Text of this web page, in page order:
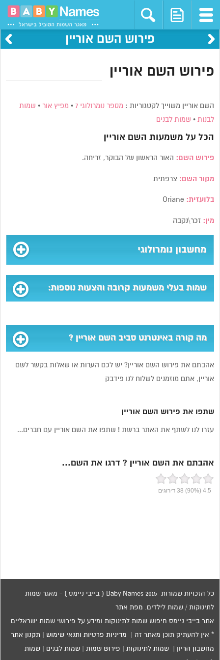
פירוש השם אוריין
פירוש השם אוריין
השם אוריין משוייך לקטגוריות : מספר נומרולוגי 7 • מפיץ אור • שמות
לבנות • שמות לבנים
הכל על משמעות השם אוריין
פירוש השם: האור הראשון של הבוקר, זריחה.
מקור השם: צרפתית
בלועזית:
מין: זכר\נקבה
מחשבון נומרולוגי
שמות בעלי משמעות קרובה והצעות נוספות:
מה קורה באינטרנט סביב השם אוריין ?
אהבתם את פירוש השם אוריין? יש לכם הערות או שאלות בקשר לשם
אוריין, אתם מוזמנים לשלוח לנו פידבק
שתפו את פירוש השם אוריין
עזרו לנו לשתף את האתר ברשת ! שתפו את השם אוריין עם חברים...
אהבתם את השם אוריין ? דרגו את השם...
4.5
(90%)
38 דירוגים
כל הזכויות שמורות 2015 Baby Names ( בייבי ניימס ) - מאגר שמות
לתינוקות / שמות לילדים. מפת אתר
אתר בייבי ניימס חיפוש שמות לתינוקות ומידע על פירושי שמות ישראליים
* אין להעתיק תוכן מאתר זה | מדיניות פרטיות ותנאי שימוש תקנון אתר
מחשבון הריון |שמות לתינוקות פירוש שמות |שמות לבנים |שמות